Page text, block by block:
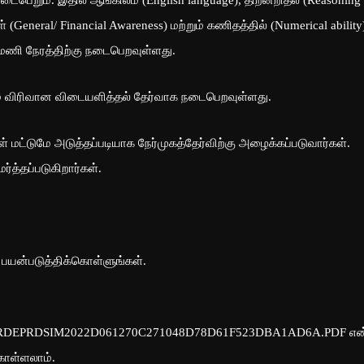
Financial Awareness) மற்றும் கணிதத்தில் (Numerical
நேரத்திற்கு நடைபெறவுள்ளது.
விடையளித்தல் தேர்வாக நடைபெறவுள்ளது.
அடுத்தப்படியாக நேர்முகத்தேர்விற்கு அழைக்கப்படுவார்கள்.